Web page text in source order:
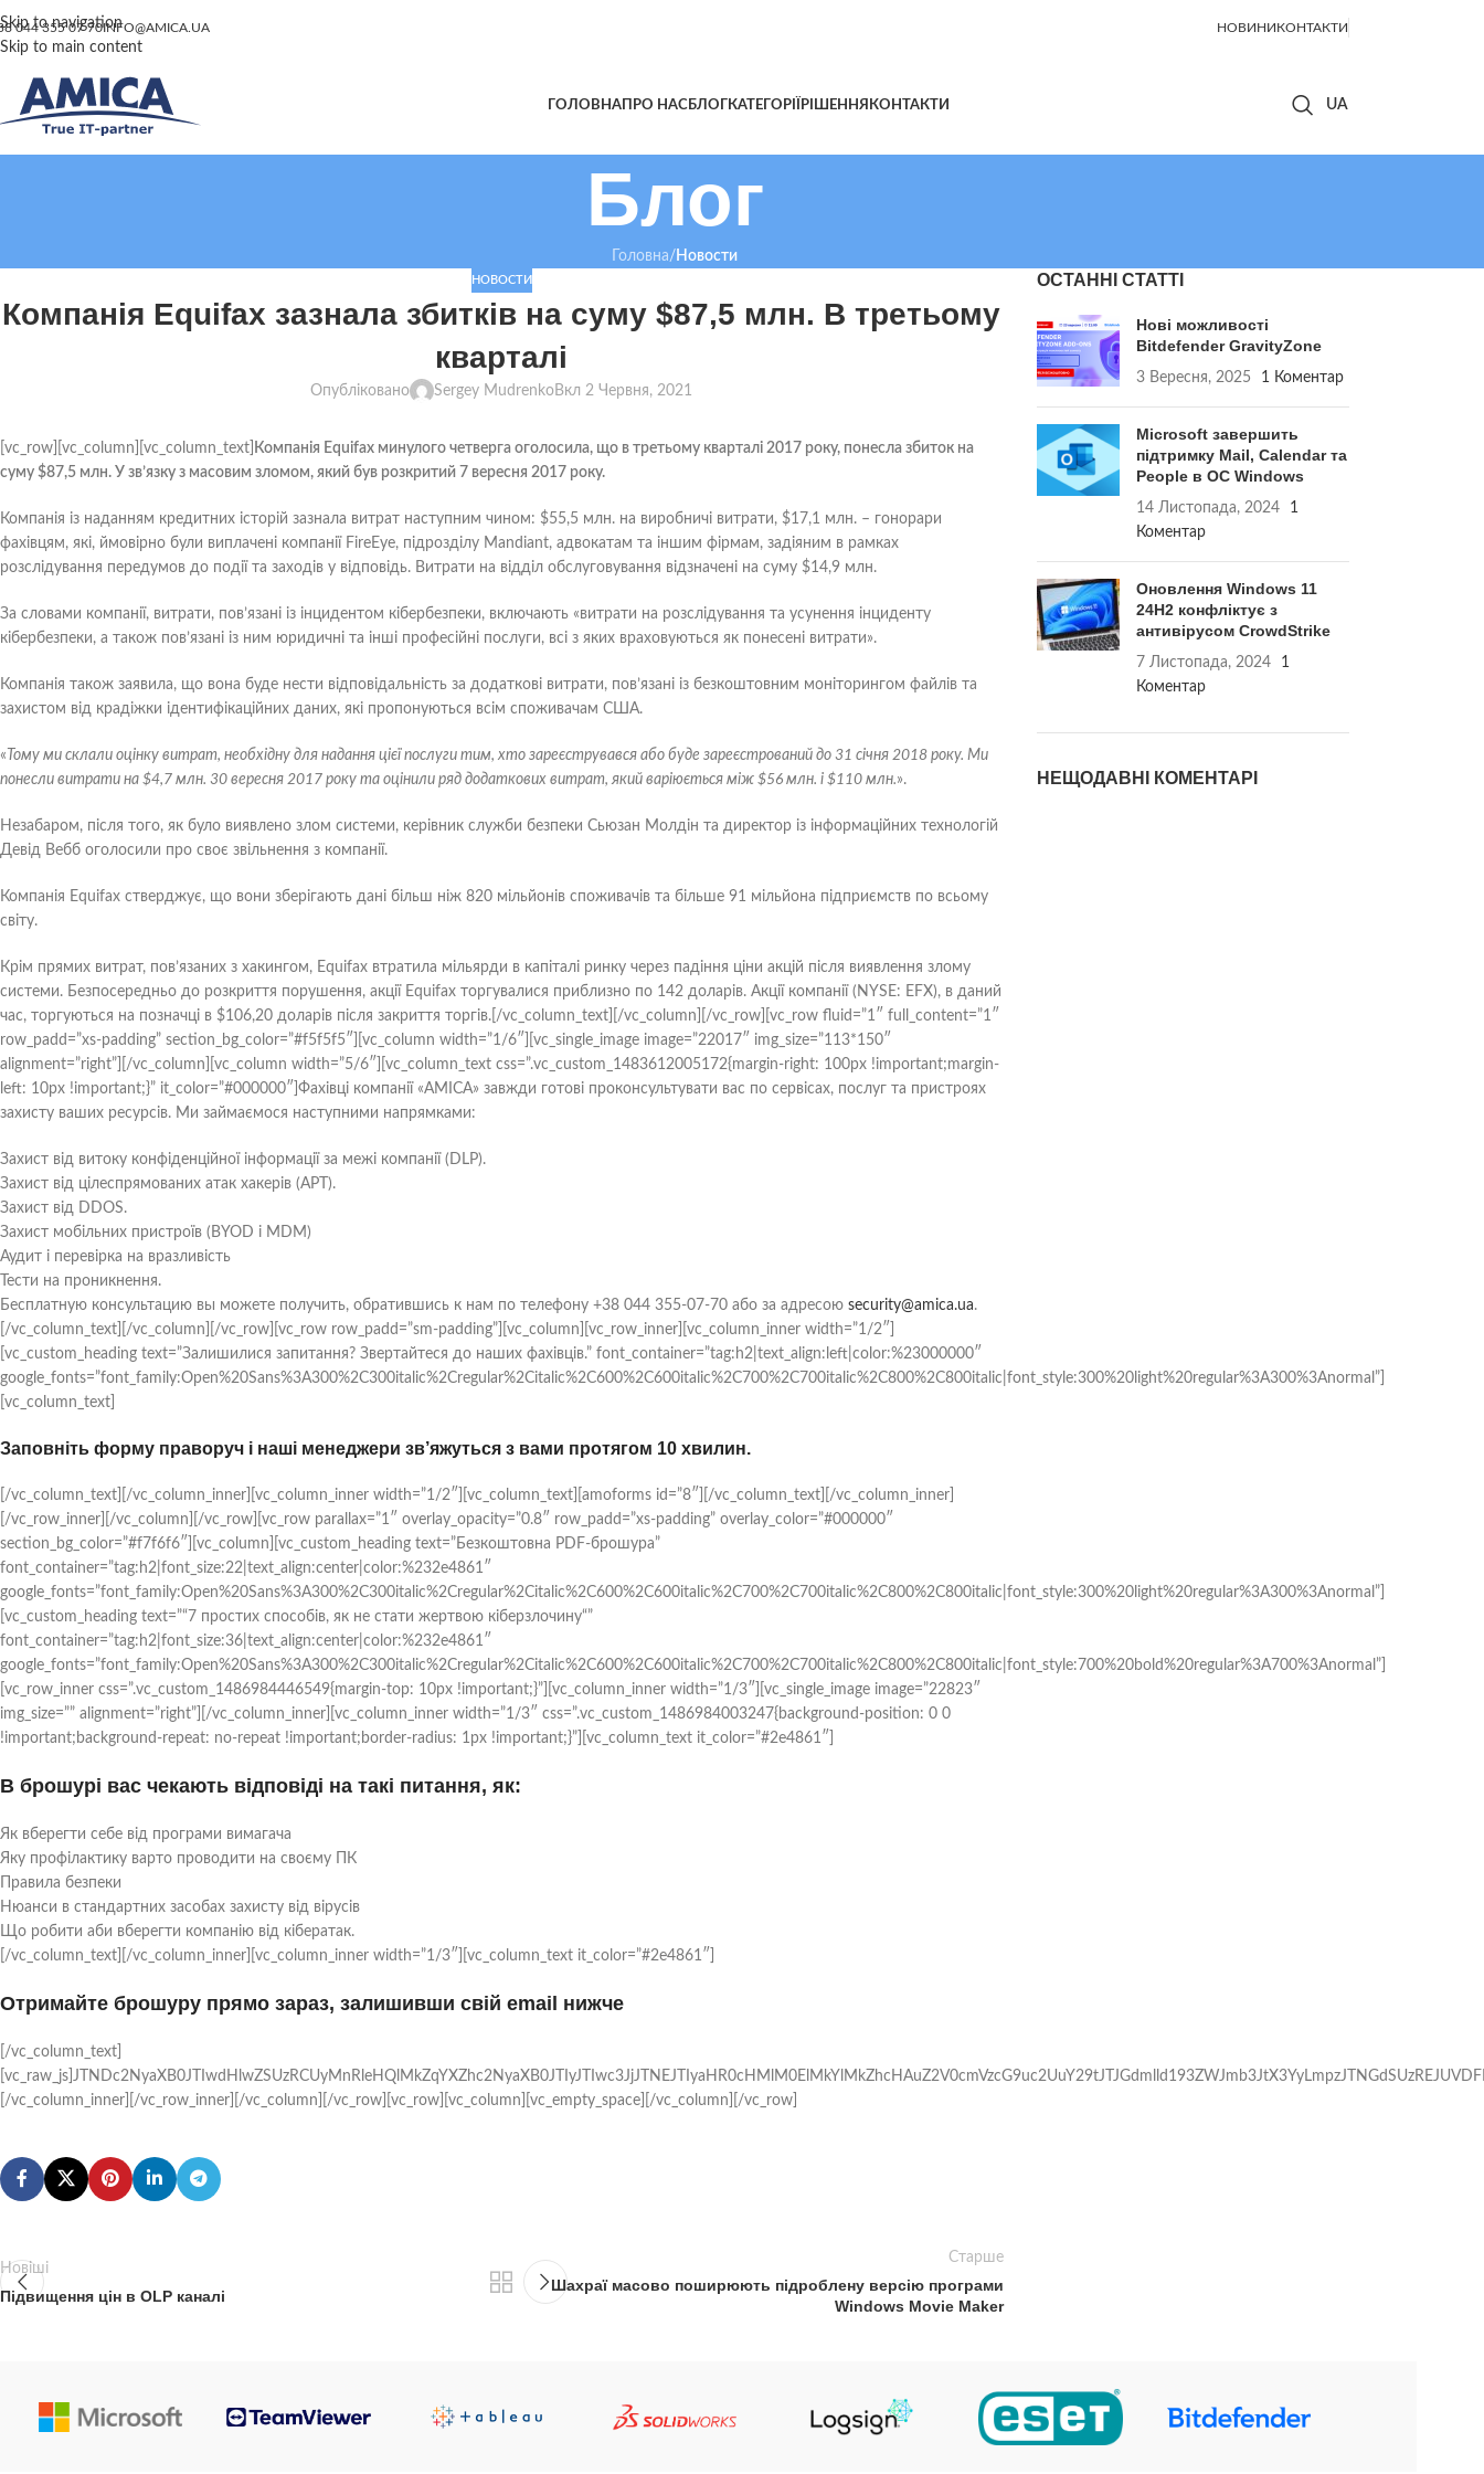
Skip to navigation
Skip to main content
044 355 07 70INFO@AMICA.UA НОВИНИКОНТАКТИ
ГОЛОВНАПРО НАСБЛОГКАТЕГОРІЇ РІШЕННЯ КОНТАКТИ
Блог
Головна/ Новости
НОВОСТИ
Компанія Equifax зазнала збитків на суму $87,5 млн. В третьому
кварталі
Опубліковано Sergey MudrenkoВкл 2 Червня, 2021
[vc_row][vc_column][vc_column_text] Компанія Equifax минулого четверга оголосила, що в третьому кварталі 2017 року, понесла збиток на
суму $87,5 млн. У зв’язку з масовим зломом, який був розкритий 7 вересня 2017 року.
Компанія із наданням кредитних історій зазнала витрат наступним чином: $55,5 млн. на виробничі витрати, $17,1 млн. – гонорари
фахівцям, які, ймовірно були виплачені компанії FireEye, підрозділу Mandiant, адвокатам та іншим фірмам, задіяним в рамках
розслідування передумов до події та заходів у відповідь. Витрати на відділ обслуговування відзначені на суму $14,9 млн.
За словами компанії, витрати, пов’язані із інцидентом кібербезпеки, включають «витрати на розслідування та усунення інциденту
кібербезпеки, а також пов’язані із ним юридичні та інші професійні послуги, всі з яких враховуються як понесені витрати».
Компанія також заявила, що вона буде нести відповідальність за додаткові витрати, пов’язані із безкоштовним моніторингом файлів та
захистом від крадіжки ідентифікаційних даних, які пропонуються всім споживачам США.
« Тому ми склали оцінку витрат, необхідну для надання цієї послуги тим, хто зареєструвався або буде зареєстрований до 31 січня 2018 року. Ми
понесли витрати на $4,7 млн. 30 вересня 2017 року та оцінили ряд додаткових витрат, який варіюється між $56 млн. і $110 млн.».
Незабаром, після того, як було виявлено злом системи, керівник служби безпеки Сьюзан Молдін та директор із інформаційних технологій
Девід Вебб оголосили про своє звільнення з компанії.
Компанія Equifax стверджує, що вони зберігають дані більш ніж 820 мільйонів споживачів та більше 91 мільйона підприємств по всьому
світу.
Крім прямих витрат, пов’язаних з хакингом, Equifax втратила мільярди в капіталі ринку через падіння ціни акцій після виявлення злому
системи. Безпосередньо до розкриття порушення, акції Equifax торгувалися приблизно по 142 доларів. Акції компанії (NYSE: EFX), в даний
час, торгуються на позначці в $106,20 доларів після закриття торгів.[/vc_column_text][/vc_column][/vc_row][vc_row fluid=”1″ full_content=”1″
row_padd=”xs-padding” section_bg_color=”#f5f5f5″][vc_column width=”1/6″][vc_single_image image=”22017″ img_size=”113*150″
alignment=”right”][/vc_column][vc_column width=”5/6″][vc_column_text css=”.vc_custom_1483612005172{margin-right: 100px !important;margin-
left: 10px !important;}” it_color=”#000000″]Фахівці компанії «АМІСА» завжди готові проконсультувати вас по сервісах, послуг та пристроях
захисту ваших ресурсів. Ми займаємося наступними напрямками:
Захист від витоку конфіденційної інформації за межі компанії (DLP).
Захист від цілеспрямованих атак хакерів (APT).
Захист від DDOS.
Захист мобільних пристроїв (BYOD і MDM)
Аудит і перевірка на вразливість
Тести на проникнення.
Бесплатную консультацию вы можете получить, обратившись к нам по телефону +38 044 355-07-70 або за адресою security@amica.ua.
[/vc_column_text][/vc_column][/vc_row][vc_row row_padd=”sm-padding”][vc_column][vc_row_inner][vc_column_inner width=”1/2″]
[vc_custom_heading text=”Залишилися запитання? Звертайтеся до наших фахівців.” font_container=”tag:h2|text_align:left|color:%23000000″
google_fonts=”font_family:Open%20Sans%3A300%2C300italic%2Cregular%2Citalic%2C600%2C600italic%2C700%2C700italic%2C800%2C800italic|font_style:300%20light%20regular%3A300%3Anormal”]
[vc_column_text]
Заповніть форму праворуч і наші менеджери зв’яжуться з вами протягом 10 хвилин.
[/vc_column_text][/vc_column_inner][vc_column_inner width=”1/2″][vc_column_text][amoforms id=”8″][/vc_column_text][/vc_column_inner]
[/vc_row_inner][/vc_column][/vc_row][vc_row parallax=”1″ overlay_opacity=”0.8″ row_padd=”xs-padding” overlay_color=”#000000″
section_bg_color=”#f7f6f6″][vc_column][vc_custom_heading text=”Безкоштовна PDF-брошура”
font_container=”tag:h2|font_size:22|text_align:center|color:%232e4861″
google_fonts=”font_family:Open%20Sans%3A300%2C300italic%2Cregular%2Citalic%2C600%2C600italic%2C700%2C700italic%2C800%2C800italic|font_style:300%20light%20regular%3A300%3Anormal”]
[vc_custom_heading text=”“7 простих способів, як не стати жертвою кіберзлочину“”
font_container=”tag:h2|font_size:36|text_align:center|color:%232e4861″
google_fonts=”font_family:Open%20Sans%3A300%2C300italic%2Cregular%2Citalic%2C600%2C600italic%2C700%2C700italic%2C800%2C800italic|font_style:700%20bold%20regular%3A700%3Anormal”]
[vc_row_inner css=”.vc_custom_1486984446549{margin-top: 10px !important;}”][vc_column_inner width=”1/3″][vc_single_image image=”22823″
img_size=”” alignment=”right”][/vc_column_inner][vc_column_inner width=”1/3″ css=”.vc_custom_1486984003247{background-position: 0 0
!important;background-repeat: no-repeat !important;border-radius: 1px !important;}”][vc_column_text it_color=”#2e4861″]
В брошурі вас чекають відповіді на такі питання, як:
Як вберегти себе від програми вимагача
Яку профілактику варто проводити на своєму ПК
Правила безпеки
Нюанси в стандартних засобах захисту від вірусів
Що робити аби вберегти компанію від кібератак.
[/vc_column_text][/vc_column_inner][vc_column_inner width=”1/3″][vc_column_text it_color=”#2e4861″]
Отримайте брошуру прямо зараз, залишивши свій email нижче
[/vc_column_text]
[/vc_column_inner][/vc_row_inner][/vc_column][/vc_row][vc_row][vc_column][vc_empty_space][/vc_column][/vc_row]
Новіші
Підвищення цін в OLP каналі
Старше
Шахраї масово поширюють підроблену версію програми
Windows Movie Maker
ОСТАННІ СТАТТІ
Нові можливості
Bitdefender GravityZone
3 Вересня, 2025 1 Коментар
Microsoft завершить
підтримку Mail, Calendar та
People в ОС Windows
14 Листопада, 2024
1
Коментар
Оновлення Windows 11
24H2 конфліктує з
антивірусом CrowdStrike
7 Листопада, 2024
1
Коментар
НЕЩОДАВНІ КОМЕНТАРІ